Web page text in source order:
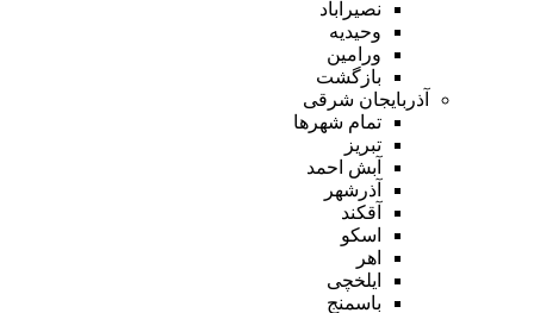
نصیرآباد
وحیدیه
ورامین
بازگشت
آذربایجان شرقی
تمام شهر‌ها
تبریز
آبش احمد
آذرشهر
آقکند
اسکو
اهر
ایلخچی
باسمنج